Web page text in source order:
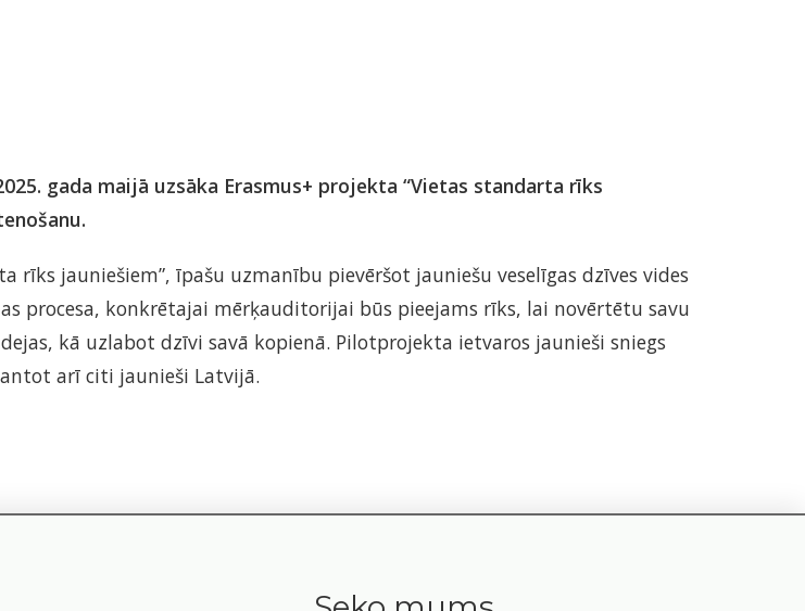
gada maijā uzsāka Erasmus+ projekta “Vietas standarta rīks
jauniešiem”, īpašu uzmanību pievēršot jauniešu veselīgas dzīves vides
procesa, konkrētajai mērķauditorijai būs pieejams rīks, lai novērtētu savu
kā uzlabot dzīvi savā kopienā. Pilotprojekta ietvaros jaunieši sniegs
arī citi jaunieši Latvijā.